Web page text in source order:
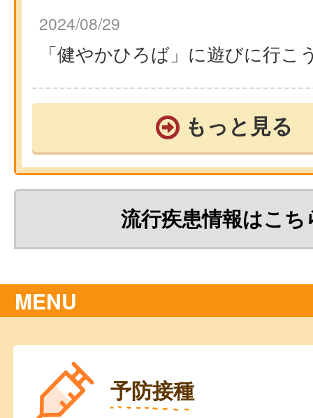
2024/08/29
「健やかひろば」に遊びに行こ
もっと見る
流行疾患情報はこち
MENU
予防接種